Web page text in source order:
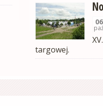
06
paź
targowej.